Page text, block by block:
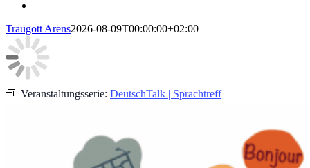
Traugott Arens2026-08-09T00:00:00+02:00
Veranstaltungsserie: DeutschTalk | Sprachtreff